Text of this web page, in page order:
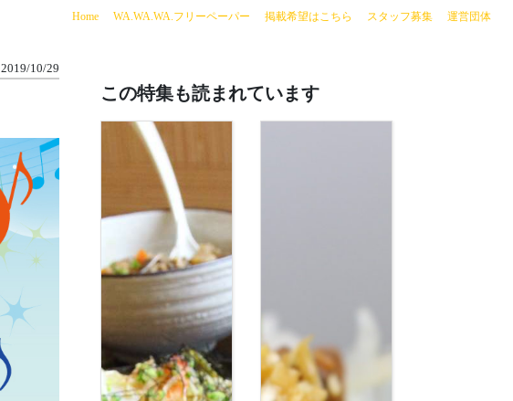
Home(current)
WA.WA.WA.フリーペーパー 掲載希望はこちら スタッフ募集 運営団体
2019/10/29
この特集も読まれています